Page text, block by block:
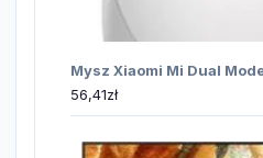
Mysz Xiaomi Mi Dual
56,41zł